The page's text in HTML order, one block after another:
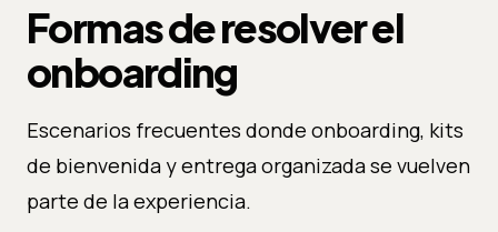
Formas de resolver el
onboarding
Escenarios frecuentes donde onboarding, kits
de bienvenida y entrega organizada se vuelven
parte de la experiencia.